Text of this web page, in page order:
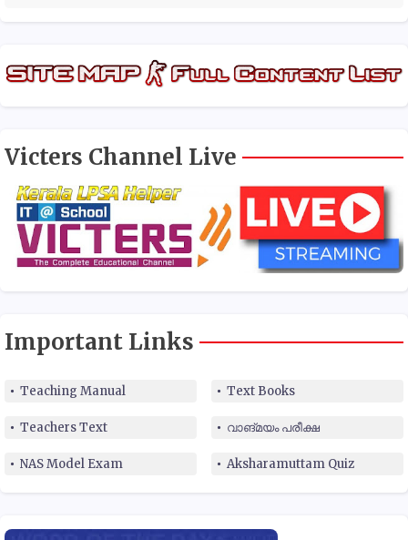
Victers Channel Live
Important Links
Teaching Manual Text Books
Teachers Text വാങ്മയം പരീക്ഷ
NAS Model Exam Aksharamuttam Quiz